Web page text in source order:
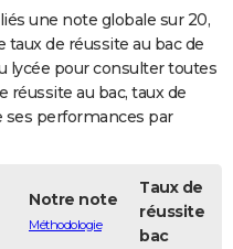
une note globale sur 20,
de réussite au bac de
lycée pour consulter toutes
réussite au bac, taux de
ses performances par
Notre note
Méthodologie
Taux de
réussite
bac